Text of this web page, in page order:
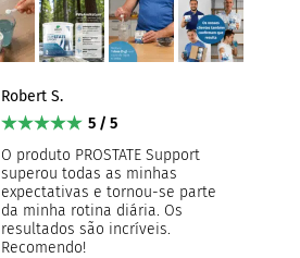
Robert S.
5 / 5
O produto PROSTATE Support
superou todas as minhas
expectativas e tornou-se parte
da minha rotina diária. Os
resultados são incríveis.
Recomendo!